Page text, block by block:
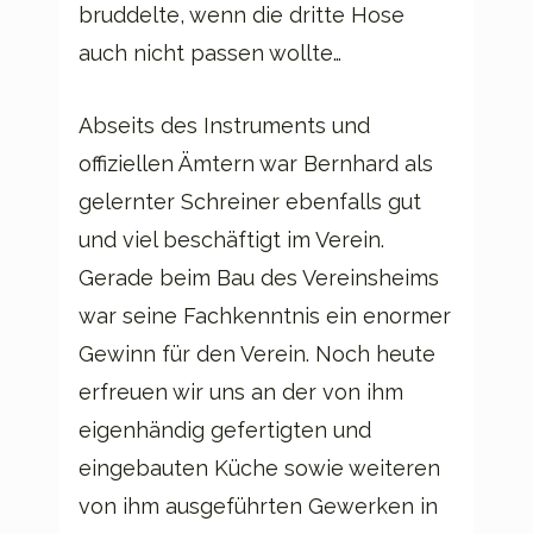
bruddelte, wenn die dritte Hose
auch nicht passen wollte…
Abseits des Instruments und
offiziellen Ämtern war Bernhard als
gelernter Schreiner ebenfalls gut
und viel beschäftigt im Verein.
Gerade beim Bau des Vereinsheims
war seine Fachkenntnis ein enormer
Gewinn für den Verein. Noch heute
erfreuen wir uns an der von ihm
eigenhändig gefertigten und
eingebauten Küche sowie weiteren
von ihm ausgeführten Gewerken in